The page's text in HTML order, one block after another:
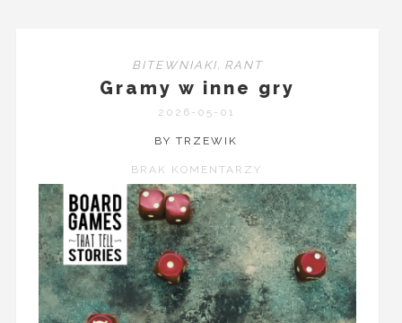
BITEWNIAKI, RANT
Gramy w inne gry
2026-05-01
BY TRZEWIK
BRAK KOMENTARZY